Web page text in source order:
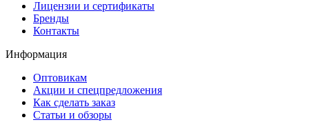
Лицензии и сертификаты
Бренды
Контакты
Информация
Оптовикам
Акции и спецпредложения
Как сделать заказ
Статьи и обзоры